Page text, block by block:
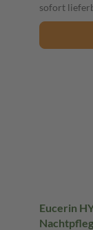
sofort
Eucerin